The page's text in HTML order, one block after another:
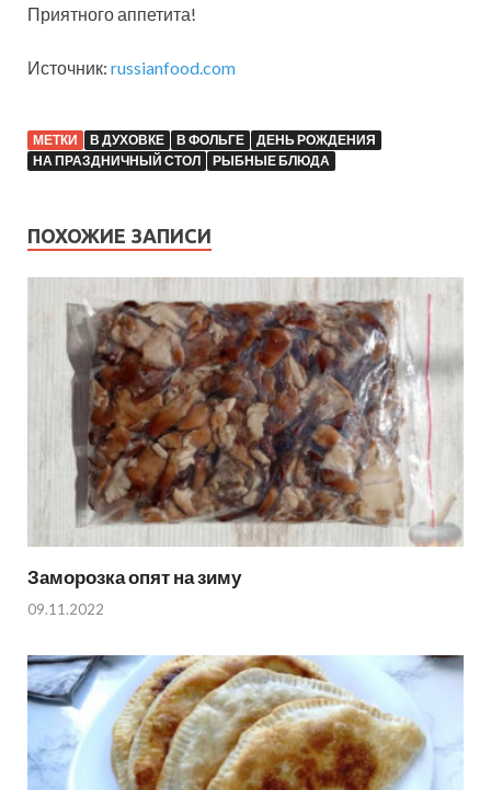
Приятного аппетита!
Источник: russianfood.com
МЕТКИ В ДУХОВКЕ В ФОЛЬГЕ
ДЕНЬ РОЖДЕНИЯ
НА ПРАЗДНИЧНЫЙ СТОЛ
РЫБНЫЕ БЛЮДА
ПОХОЖИЕ ЗАПИСИ
Заморозка опят на зиму
09.11.2022